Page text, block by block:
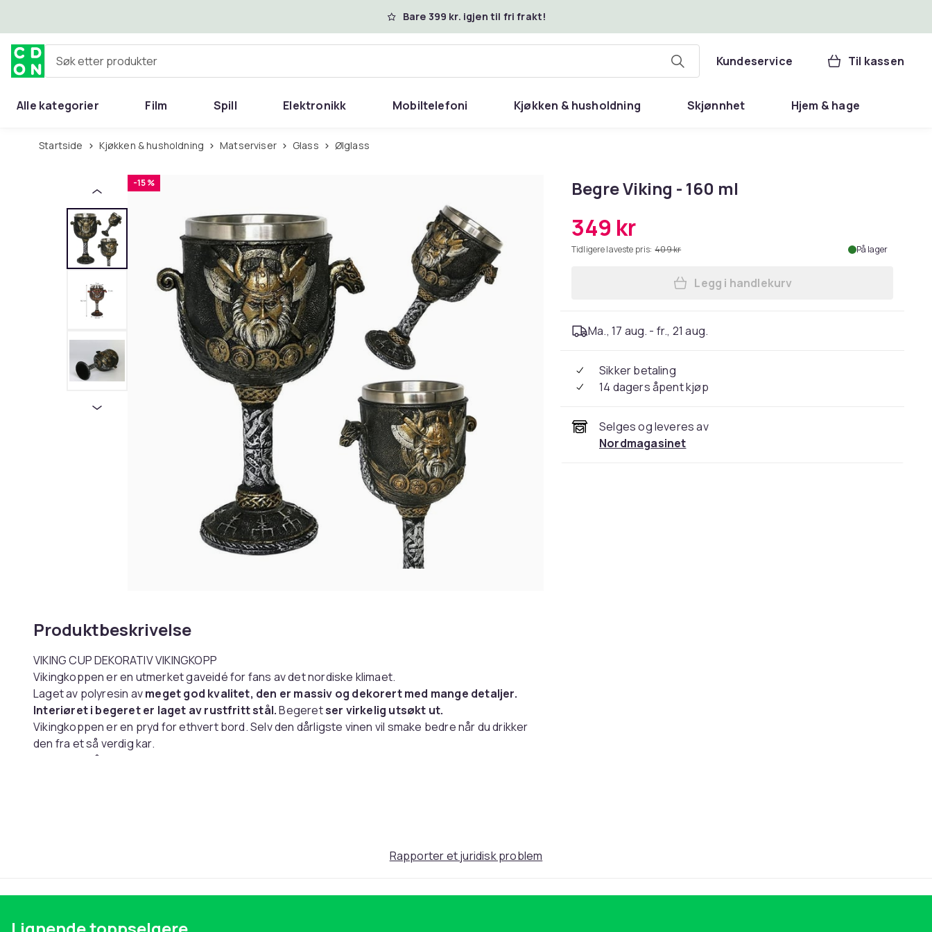
Bare 399 kr. igjen til fri frakt!
Søk etter produkter Kundeservice Til kassen
Alle kategorier Film Spill Elektronikk Mobiltelefoni Kjøkken & husholdning Skjønnhet Hjem & hage
Startside Kjøkken & husholdning Matserviser Glass Ølglass
-15 %
Produktbeskrivelse
VIKING CUP DEKORATIV VIKINGKOPP
Vikingkoppen er en utmerket gaveidé for fans av det nordiske klimaet.
Laget av polyresin avmeget god kvalitet, den er massiv og dekorert med mange detaljer.
Interiøret i begeret er laget av rustfritt stål.Begeretser virkelig utsøkt ut.
Vikingkoppen er en pryd for ethvert bord. Selv den dårligste vinen vil smake bedre når du drikker
den fra et så verdig kar.
Den hviler på en stilling dekorert med
Høykvalitetsarbeid
Begre Viking - 160 ml
349 kr
Tidligere laveste pris: 409 kr På lager
Legg Begre Viking - 160 ml i
Legg i handlekurv
Ma., 17 aug. - fr., 21 aug.
Sikker betaling
14 dagers åpent kjøp
Selges og leveres av
Nordmagasinet
Rapporter et juridisk problem